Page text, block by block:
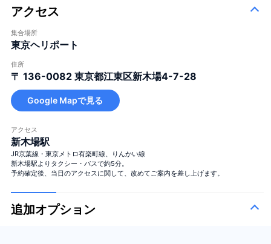
アクセス
集合場所
東京ヘリポート
住所
〒 136-0082 東京都江東区新木場4-7-28
Google Mapで見る
アクセス
新木場駅
JR京葉線・東京メトロ有楽町線、りんかい線
新木場駅よりタクシー・バスで約5分。
予約確定後、当日のアクセスに関して、改めてご案内を差し上げます。
追加オプション